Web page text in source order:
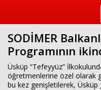
SODİMER
Programının
Üsküp “Tefeyyüz”
öğretmenlerine özel olarak
bu kez genişletilerek,